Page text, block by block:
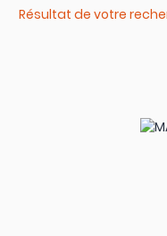
Résultat de votre